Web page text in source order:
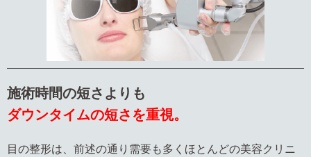
施術時間の短さよりも
ダウンタイムの短さを重視。
目の整形は、前述の通り需要も多くほとんどの美容クリニ